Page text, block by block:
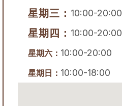
星期三： 10:00-20:00
星期四： 10:00-20:00
星期六： 10:00-20:00
星期日： 10:00-18:00